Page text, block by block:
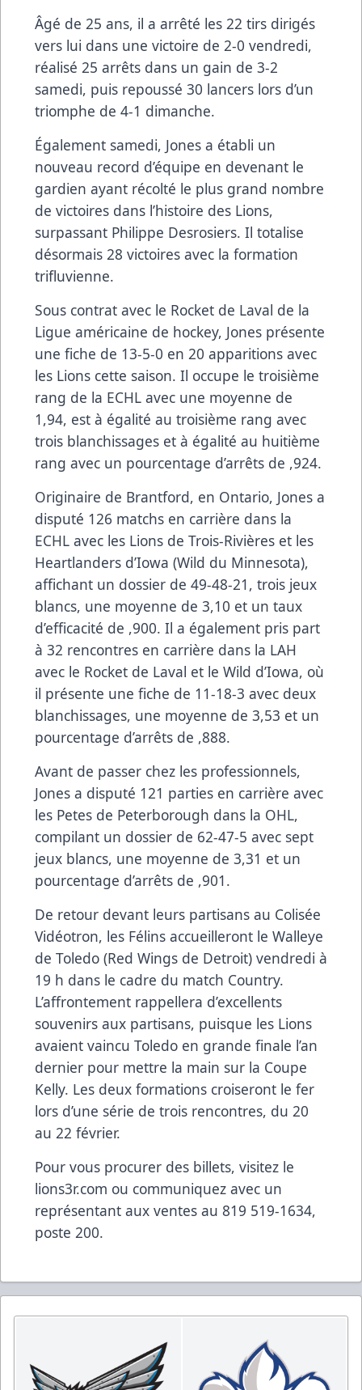
Âgé de 25 ans, il a arrêté les 22 tirs dirigés
vers lui dans une victoire de 2-0 vendredi,
réalisé 25 arrêts dans un gain de 3-2
samedi, puis repoussé 30 lancers lors d’un
triomphe de 4-1 dimanche.
Également samedi, Jones a établi un
nouveau record d’équipe en devenant le
gardien ayant récolté le plus grand nombre
de victoires dans l’histoire des Lions,
surpassant Philippe Desrosiers. Il totalise
désormais 28 victoires avec la formation
trifluvienne.
Sous contrat avec le Rocket de Laval de la
Ligue américaine de hockey, Jones présente
une fiche de 13-5-0 en 20 apparitions avec
les Lions cette saison. Il occupe le troisième
rang de la ECHL avec une moyenne de
1,94, est à égalité au troisième rang avec
trois blanchissages et à égalité au huitième
rang avec un pourcentage d’arrêts de ,924.
Originaire de Brantford, en Ontario, Jones a
disputé 126 matchs en carrière dans la
ECHL avec les Lions de Trois-Rivières et les
Heartlanders d’Iowa (Wild du Minnesota),
affichant un dossier de 49-48-21, trois jeux
blancs, une moyenne de 3,10 et un taux
d’efficacité de ,900. Il a également pris part
à 32 rencontres en carrière dans la LAH
avec le Rocket de Laval et le Wild d’Iowa, où
il présente une fiche de 11-18-3 avec deux
blanchissages, une moyenne de 3,53 et un
pourcentage d’arrêts de ,888.
Avant de passer chez les professionnels,
Jones a disputé 121 parties en carrière avec
les Petes de Peterborough dans la OHL,
compilant un dossier de 62-47-5 avec sept
jeux blancs, une moyenne de 3,31 et un
pourcentage d’arrêts de ,901.
De retour devant leurs partisans au Colisée
Vidéotron, les Félins accueilleront le Walleye
de Toledo (Red Wings de Detroit) vendredi à
19 h dans le cadre du match Country.
L’affrontement rappellera d’excellents
souvenirs aux partisans, puisque les Lions
avaient vaincu Toledo en grande finale l’an
dernier pour mettre la main sur la Coupe
Kelly. Les deux formations croiseront le fer
lors d’une série de trois rencontres, du 20
au 22 février.
Pour vous procurer des billets, visitez le
lions3r.com ou communiquez avec un
représentant aux ventes au 819 519-1634,
poste 200.